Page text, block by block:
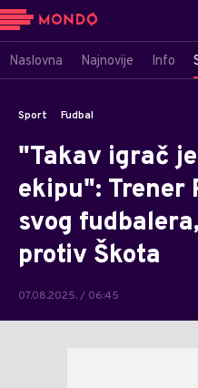
Naslovna Najnovije Info
Sport Fudbal
"Takav igrač
ekipu": Trener
svog
protiv Škota
07.08.2025. / 06:45